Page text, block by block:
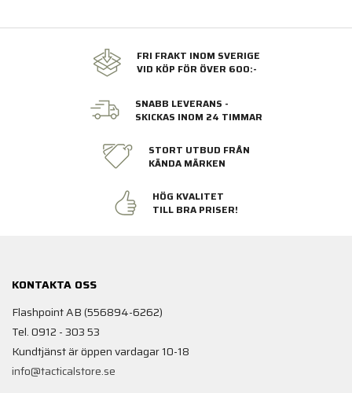
FRI FRAKT INOM SVERIGE
VID KÖP FÖR ÖVER 600:-
SNABB LEVERANS -
SKICKAS INOM 24 TIMMAR
STORT UTBUD FRÅN
KÄNDA MÄRKEN
HÖG KVALITET
TILL BRA PRISER!
KONTAKTA OSS
Flashpoint AB (556894-6262)
Tel. 0912 - 303 53
Kundtjänst är öppen vardagar 10-18
info@tacticalstore.se